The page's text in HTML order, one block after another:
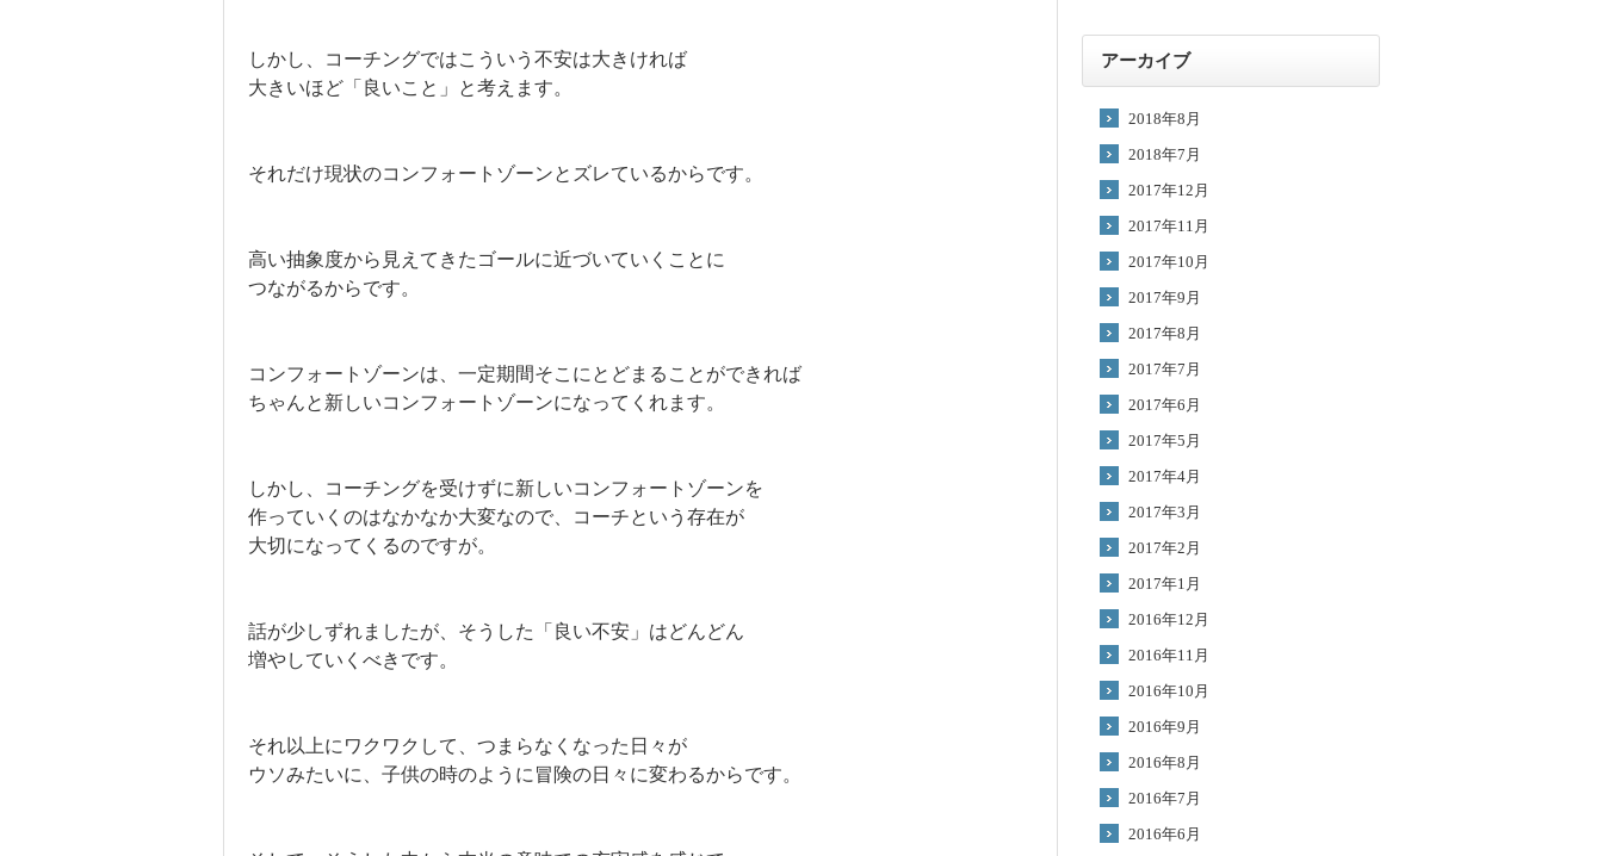
しかし、コーチングではこういう不安は大きければ
大きいほど「良いこと」と考えます。
それだけ現状のコンフォートゾーンとズレているからです。
高い抽象度から見えてきたゴールに近づいていくことに
つながるからです。
コンフォートゾーンは、一定期間そこにとどまることができれば
ちゃんと新しいコンフォートゾーンになってくれます。
しかし、コーチングを受けずに新しいコンフォートゾーンを
作っていくのはなかなか大変なので、コーチという存在が
大切になってくるのですが。
話が少しずれましたが、そうした「良い不安」はどんどん
増やしていくべきです。
それ以上にワクワクして、つまらなくなった日々が
ウソみたいに、子供の時のように冒険の日々に変わるからです。
アーカイブ
2018年8月
2018年7月
2017年12月
2017年11月
2017年10月
2017年9月
2017年8月
2017年7月
2017年6月
2017年5月
2017年4月
2017年3月
2017年2月
2017年1月
2016年12月
2016年11月
2016年10月
2016年9月
2016年8月
2016年7月
2016年6月